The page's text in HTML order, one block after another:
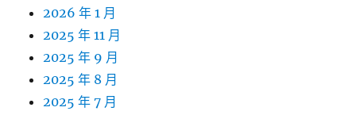
2026 年 1 月
2025 年 11 月
2025 年 9 月
2025 年 8 月
2025 年 7 月